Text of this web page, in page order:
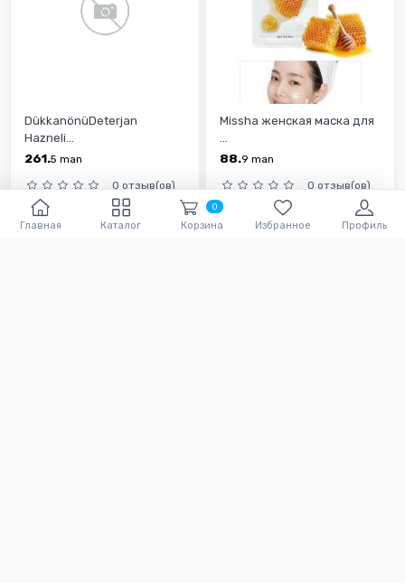
DükkanönüDeterjan
Hazneli...
261.5 man
0 отзыв(ов)
В корзину
Missha женская маска для
...
88.9 man
0 отзыв(ов)
В корзину
Главная Каталог
0
Корзина Избранное Профиль